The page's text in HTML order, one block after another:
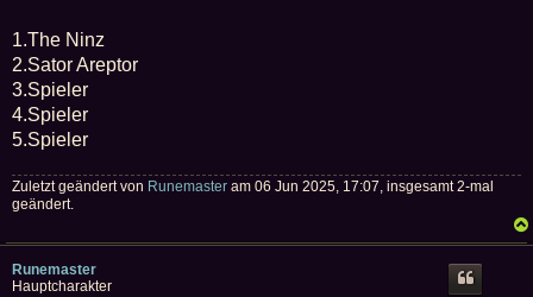
1.The Ninz
2.Sator Areptor
3.Spieler
4.Spieler
5.Spieler
Zuletzt geändert von Runemaster am 06 Jun 2025, 17:07, insgesamt 2-mal
geändert.
Runemaster
Hauptcharakter